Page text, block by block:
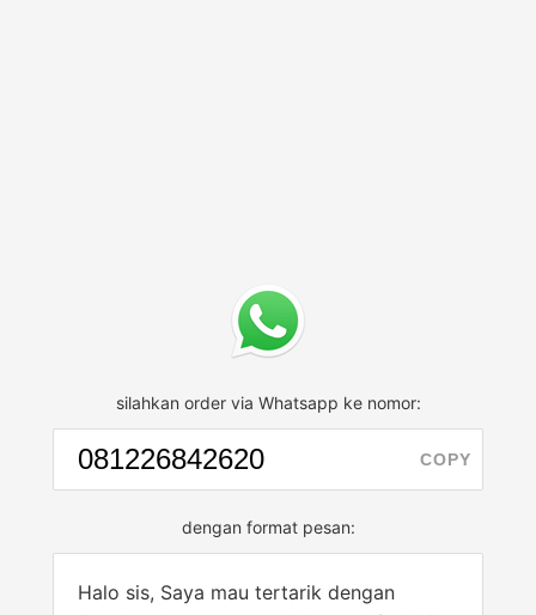
silahkan order via Whatsapp ke nomor:
COPY
dengan format pesan:
Halo sis, Saya mau tertarik dengan